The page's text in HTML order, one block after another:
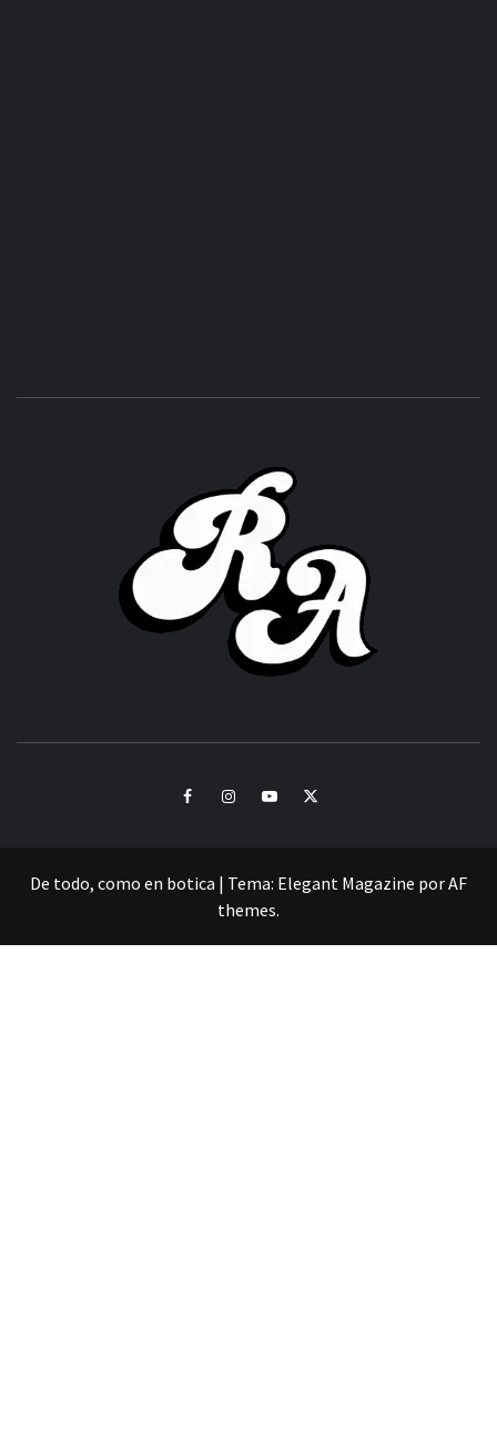
FacebookInstagramYoutubeTwitter
De todo, como en botica | Tema: Elegant Magazine porAF
themes.